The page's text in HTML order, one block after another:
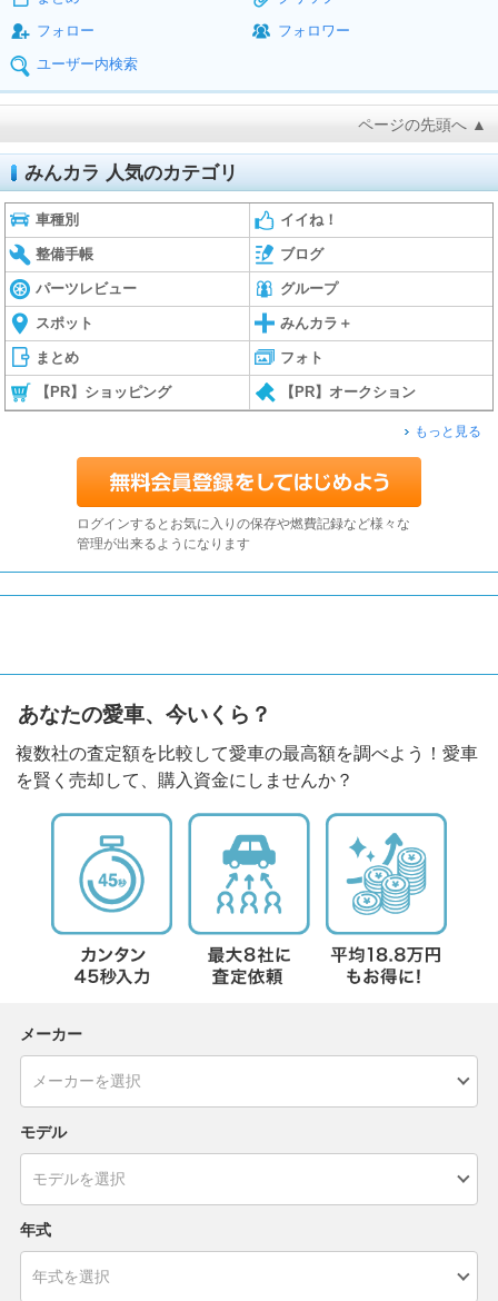
フォロー
フォロワー
ユーザー内検索
ページの先頭へ ▲
みんカラ 人気のカテゴリ
車種別 イイね！
整備手帳 ブログ
パーツレビュー グループ
スポット みんカラ＋
まとめ フォト
【PR】ショッピング 【PR】オークション
もっと見る
ログインするとお気に入りの保存や燃費記録など様々な
管理が出来るようになります
あなたの愛車、今いくら？
複数社の査定額を比較して愛車の最高額を調べよう！愛車
を賢く売却して、購入資金にしませんか？
メーカー
モデル
年式